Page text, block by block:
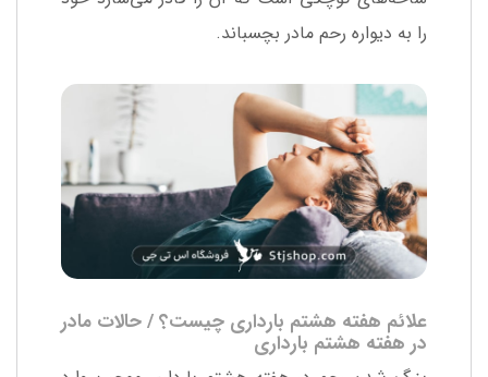
را به دیواره رحم مادر بچسباند.
علائم هفته هشتم بارداری چیست؟ / حالات مادر
در هفته هشتم بارداری